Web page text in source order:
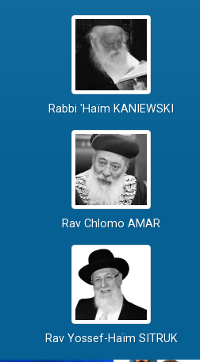
Rabbi 'Haïm KANIEWSKI
Rav Chlomo AMAR
Rav Yossef-Haïm SITRUK